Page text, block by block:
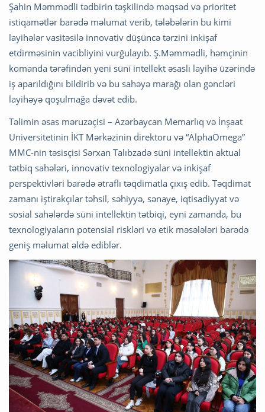
Şahin Məmmədli tədbirin təşkilində məqsəd və prioritet
istiqamətlər barədə məlumat verib, tələbələrin bu kimi
layihələr vasitəsilə innovativ düşüncə tərzini inkişaf
etdirməsinin vacibliyini vurğulayıb. Ş.Məmmədli, həmçinin
komanda tərəfindən yeni süni intellekt əsaslı layihə üzərində
iş aparıldığını bildirib və bu sahəyə marağı olan gəncləri
layihəyə qoşulmağa dəvət edib.
Təlimin əsas məruzəçisi – Azərbaycan Memarlıq və İnşaat
Universitetinin İKT Mərkəzinin direktoru və “AlphaOmega”
MMC-nin təsisçisi Sərxan Talıbzadə süni intellektin aktual
tətbiq sahələri, innovativ texnologiyalar və inkişaf
perspektivləri barədə ətraflı təqdimatla çıxış edib. Təqdimat
zamanı iştirakçılar təhsil, səhiyyə, sənaye, iqtisadiyyat və
sosial sahələrdə süni intellektin tətbiqi, eyni zamanda, bu
texnologiyaların potensial riskləri və etik məsələləri barədə
geniş məlumat əldə ediblər.